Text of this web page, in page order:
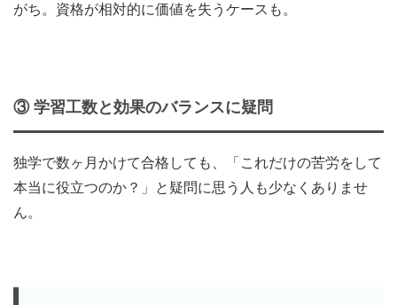
がち。資格が相対的に価値を失うケースも。
③ 学習工数と効果のバランスに疑問
独学で数ヶ月かけて合格しても、「これだけの苦労をして
本当に役立つのか？」と疑問に思う人も少なくありませ
ん。